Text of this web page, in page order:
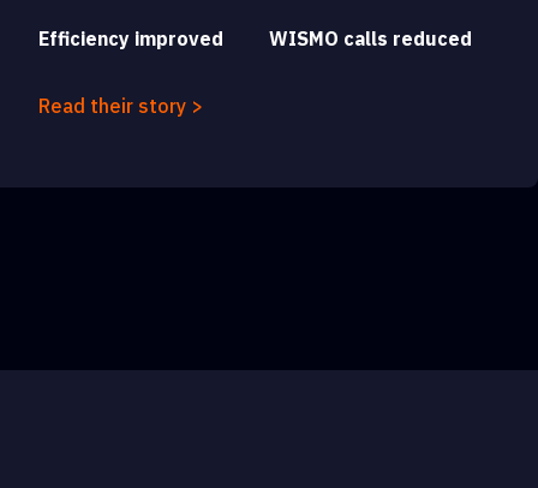
Efficiency improved WISMO calls reduced
Read their story >